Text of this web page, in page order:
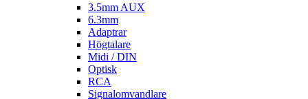
3.5mm AUX
6.3mm
Adaptrar
Högtalare
Midi / DIN
Optisk
RCA
Signalomvandlare